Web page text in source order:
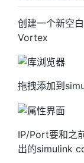
创建一个新空
Vortex
拖拽添加到
IP/Port要和之
出的simulink